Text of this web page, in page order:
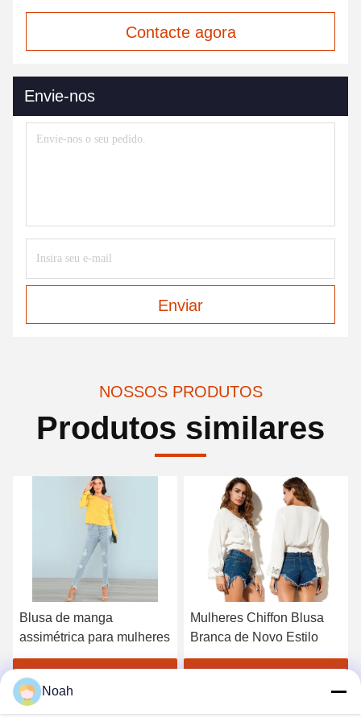
Contacte agora
Envie-nos
Enviar
NOSSOS PRODUTOS
Produtos similares
Blusa de manga
assimétrica para mulheres
Obtenha o melhor preço
Mulheres Chiffon Blusa
Branca de Novo Estilo
Noah